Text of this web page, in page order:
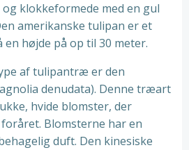
klokkeformede med en gul
amerikanske tulipan er et
højde på op til 30 meter.
af tulipantræ er den
denudata). Denne træart
hvide blomster, der
Blomsterne har en
duft. Den kinesiske